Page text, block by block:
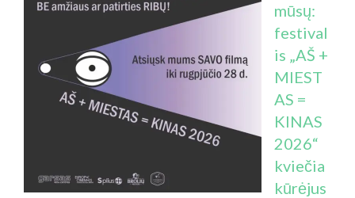
mūsų:
festival
is „AŠ +
MIEST
AS =
KINAS
2026“
kviečia
kūrėjus